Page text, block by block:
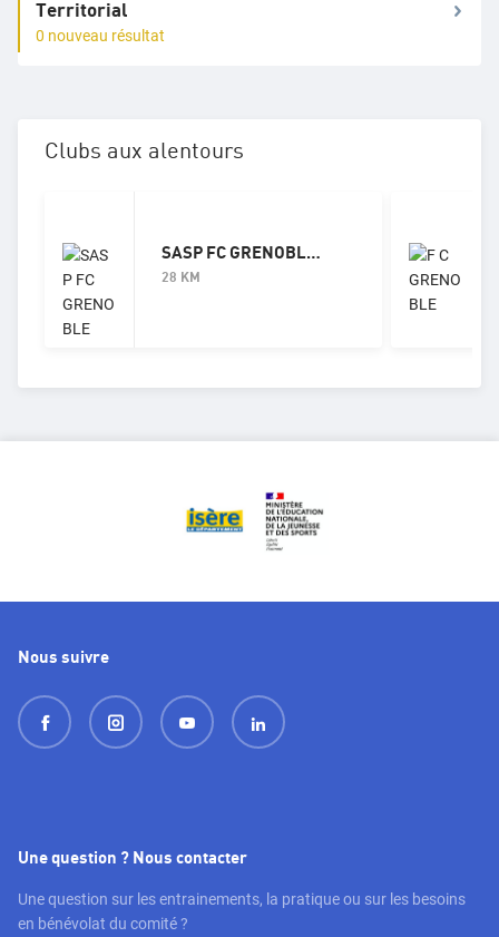
Territorial
0 nouveau résultat
Clubs aux alentours
SASP FC GRENOBLE RUGBY
28 KM
Nous suivre
Une question ? Nous contacter
Une question sur les entrainements, la pratique ou sur les besoins
en bénévolat du comité ?